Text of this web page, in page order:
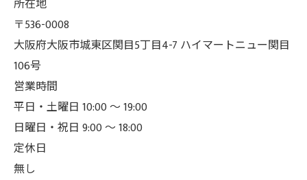
所在地
〒536-0008
大阪府大阪市城東区関目5丁目4-7 ハイマートニュー関目
106号
営業時間
平日・土曜日 10:00 ～ 19:00
日曜日・祝日 9:00 ～ 18:00
定休日
無し